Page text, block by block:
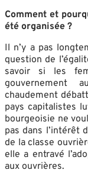
Comment et
été organisée ?
Il n’y a pas
question de
savoir si les
gouvernement
chaudement
pays capitalistes
bourgeoisie ne
pas dans l’intérêt
de la classe
elle a entravé
aux ouvrières.